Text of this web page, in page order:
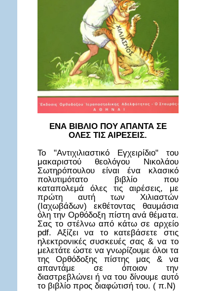
ΕΝΑ ΒΙΒΛΙΟ ΠΟΥ ΑΠΑΝΤΑ ΣΕ
ΟΛΕΣ ΤΙΣ ΑΙΡΕΣΕΙΣ.
Το "Αντιχιλιαστικό Εγχειρίδιο" του
μακαριστού θεολόγου Νικολάου
Σωτηρόπουλου είναι ένα κλασικό
πολυτιμότατο βιβλίο που
καταπολεμά όλες τις αιρέσεις, με
πρώτη αυτή των Χιλιαστών
(Ιαχωβάδων) εκθέτοντας θαυμάσια
όλη την Ορθόδοξη πίστη ανά θέματα.
Σας το στέλνω από κάτω σε αρχείο
pdf. Αξίζει να το κατεβάσετε στις
ηλεκτρονικές συσκευές σας & να το
μελετάτε ώστε να γνωρίζουμε όλοι τα
της Ορθόδοξης πίστης μας & να
απαντάμε σε όποιον την
διαστρεβλώνει ή να του δίνουμε αυτό
το βιβλίο προς διαφώτισή του. ( π.Ν)